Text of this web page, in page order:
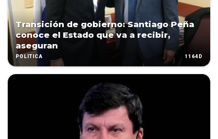
Transición de gobierno: Santiago Peña
conoce el Estado que va a recibir,
aseguran
POLÍTICA 1164D